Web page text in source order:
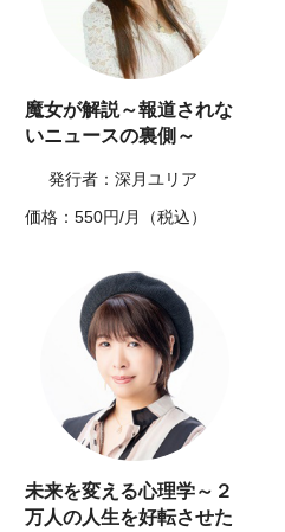
魔女が解説～報道されな
いニュースの裏側～
発行者：深月ユリア
価格：550円/月（税込）
未来を変える心理学～２
万人の人生を好転させた